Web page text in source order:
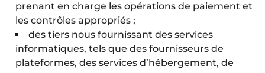
prenant en charge les opérations de paiement et
les contrôles appropriés ;
des tiers nous fournissant des services
informatiques, tels que des fournisseurs de
plateformes, des services d’hébergement, de